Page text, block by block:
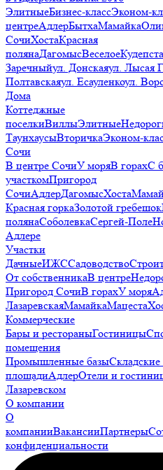
ЭлитныеБизнес-классЭконом-
центреАдлерБытхаМамайка
СочиХостаКрасная
полянаДагомысВеселоеКудепста
Заречныйул. Донскаяул. Лысая
Полтавскаяул. Есауленкоул.
Дома
Коттеджные
поселкиВиллыЭлитные
ТаунхаусыВторичкаЭконом-
Сочи
В центре СочиУ моряВ горахС
участкомПригород
СочиАдлерДагомысХоста
Красная горкаЗолотой гребешок
полянаСоболевкаСергей-Поле
Адлере
Участки
ДачныеИЖССадоводство
От собственникаВ центре
Пригород СочиВ горахУ моря
ЛазаревскаяМамайкаМацеста
Коммерческие
Бары и рестораныГостиницы
помещения
Промышленные базы
площадиАдлерОтели и
Лазаревском
О компании
О
компанииВакансииПартнеры
конфиденциальности